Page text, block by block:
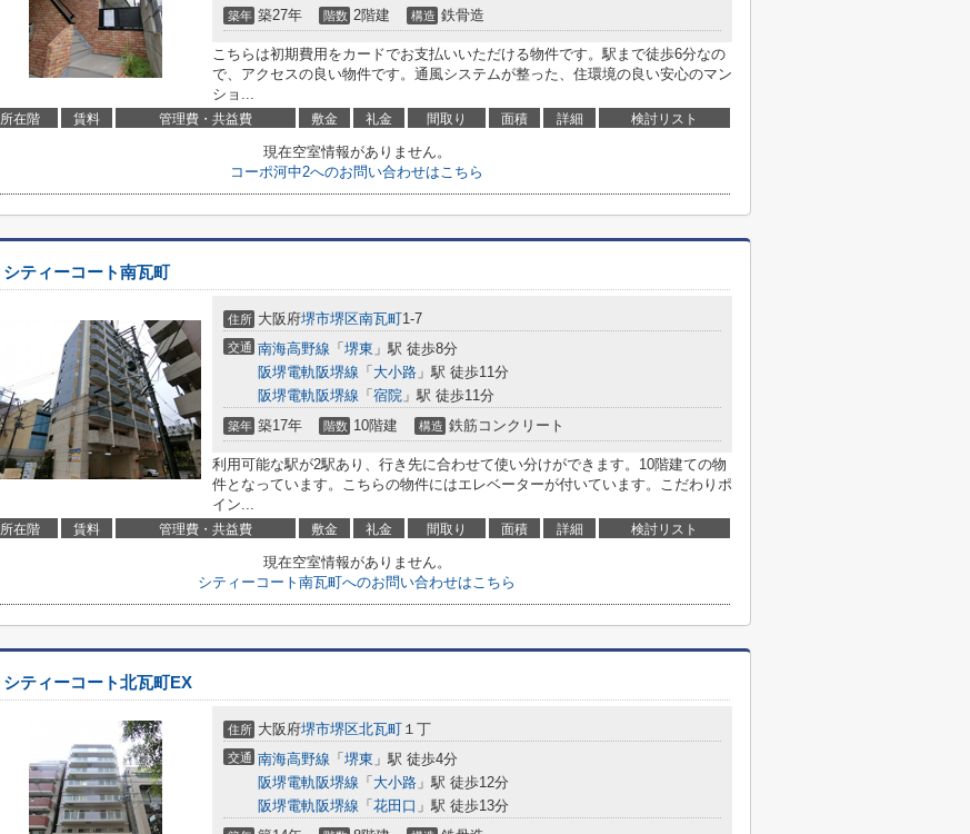
築年 築27年 階数 2階建 構造 鉄骨造
こちらは初期費用をカードでお支払いいただける物件です。駅まで徒歩6分なの
で、アクセスの良い物件です。通風システムが整った、住環境の良い安心のマン
ショ...
所在階 賃料 管理費・共益費 敷金 礼金 間取り 面積 詳細 検討リスト
現在空室情報がありません。
コーポ河中2へのお問い合わせはこちら
シティーコート南瓦町
住所 大阪府堺市堺区南瓦町1-7
交通 南海高野線 「 堺東 」駅 徒歩8分
阪堺電軌阪堺線 「 大小路 」駅 徒歩11分
阪堺電軌阪堺線 「 宿院 」駅 徒歩11分
築年 築17年 階数 10階建 構造 鉄筋コンクリート
利用可能な駅が2駅あり、行き先に合わせて使い分けができます。10階建ての物
件となっています。こちらの物件にはエレベーターが付いています。こだわりポ
イン...
所在階 賃料 管理費・共益費 敷金 礼金 間取り 面積 詳細 検討リスト
現在空室情報がありません。
シティーコート南瓦町へのお問い合わせはこちら
シティーコート北瓦町EX
住所 大阪府堺市堺区北瓦町 １丁
交通 南海高野線 「 堺東 」駅 徒歩4分
阪堺電軌阪堺線 「 大小路 」駅 徒歩12分
阪堺電軌阪堺線 「 花田口 」駅 徒歩13分